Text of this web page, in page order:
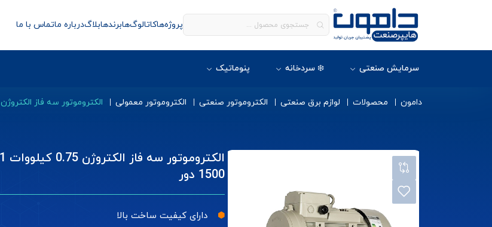
پروژه‌هاکاتالوگ‌هابرندهابلاگدرباره ماتماس با ما
سرمایش صنعتی ❄️ سردخانه پنوماتیک
دامون محصولات لوازم برق صنعتی الکتروموتور صنعتی الکتروموتور معمولی الکتروموتور سه فاز الکتروژن 0.75 کیلووات 1.01 اسب 1500 دور
1500 دور
دارای کیفیت ساخت بالا